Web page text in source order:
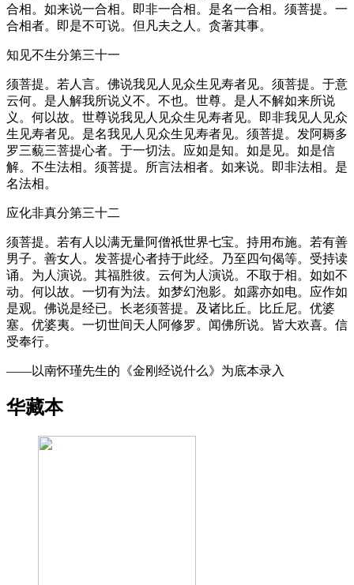
合相。如来说一合相。即非一合相。是名一合相。须菩提。一
合相者。即是不可说。但凡夫之人。贪著其事。
知见不生分第三十一
须菩提。若人言。佛说我见人见众生见寿者见。须菩提。于意
云何。是人解我所说义不。不也。世尊。是人不解如来所说
义。何以故。世尊说我见人见众生见寿者见。即非我见人见众
生见寿者见。是名我见人见众生见寿者见。须菩提。发阿耨多
罗三藐三菩提心者。于一切法。应如是知。如是见。如是信
解。不生法相。须菩提。所言法相者。如来说。即非法相。是
名法相。
应化非真分第三十二
须菩提。若有人以满无量阿僧祇世界七宝。持用布施。若有善
男子。善女人。发菩提心者持于此经。乃至四句偈等。受持读
诵。为人演说。其福胜彼。云何为人演说。不取于相。如如不
动。何以故。一切有为法。如梦幻泡影。如露亦如电。应作如
是观。佛说是经已。长老须菩提。及诸比丘。比丘尼。优婆
塞。优婆夷。一切世间天人阿修罗。闻佛所说。皆大欢喜。信
受奉行。
——以南怀瑾先生的《金刚经说什么》为底本录入
华藏本